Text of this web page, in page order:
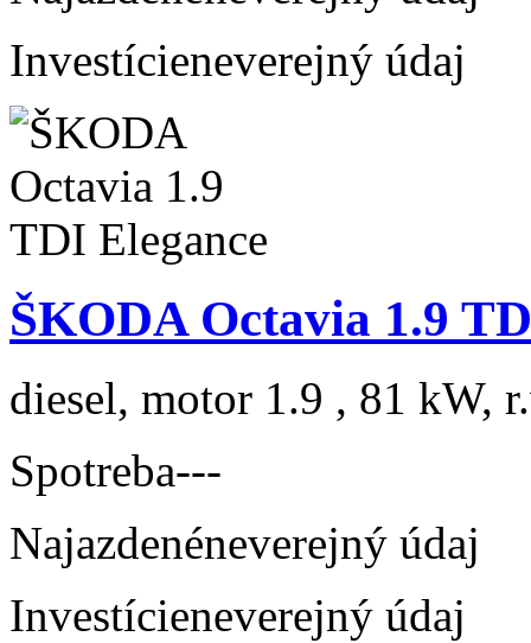
Investícieneverejný údaj
ŠKODA Octavia 1.9
diesel, motor 1.9 , 81 kW,
Spotreba---
Najazdenéneverejný údaj
Investícieneverejný údaj